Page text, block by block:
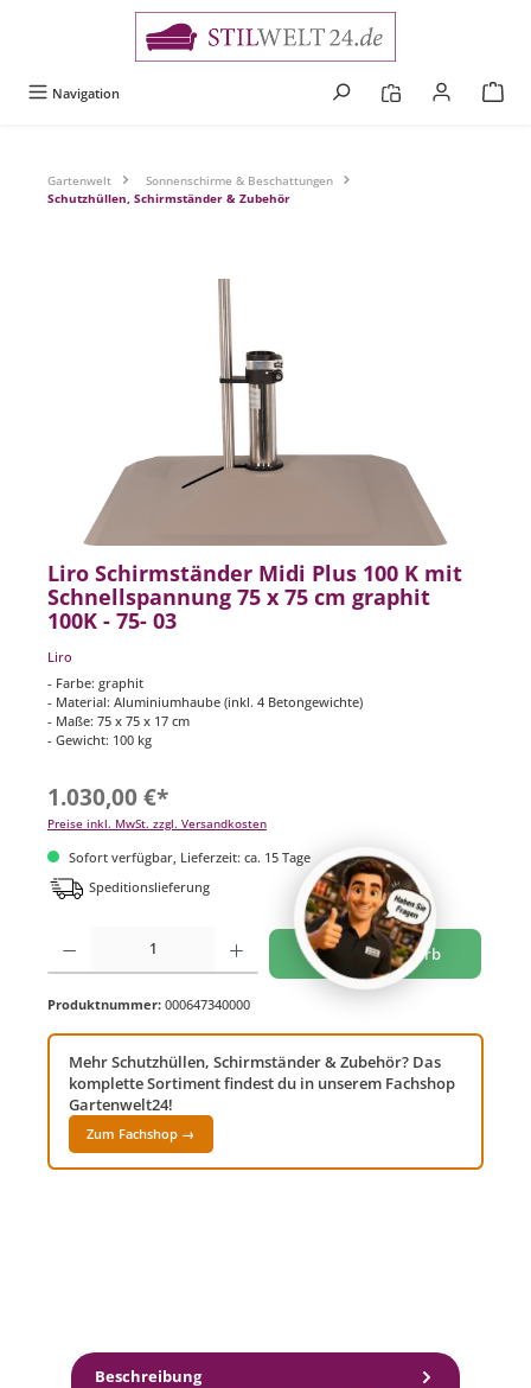
Navigation
Gartenwelt
Sonnenschirme & Beschattungen
Schutzhüllen, Schirmständer & Zubehör
Liro Schirmständer Midi Plus 100 K mit
Schnellspannung 75 x 75 cm graphit
100K - 75- 03
Liro
- Farbe: graphit
- Material: Aluminiumhaube (inkl. 4 Betongewichte)
- Maße: 75 x 75 x 17 cm
- Gewicht: 100 kg
1.030,00 €*
Preise inkl. MwSt. zzgl. Versandkosten
Sofort verfügbar, Lieferzeit: ca. 15 Tage
Speditionslieferung
Produkt Anzahl: Gib den gewünschten Wert ein oder benutze die Schaltflächen um
In den Warenkorb
Produktnummer: 000647340000
Mehr Schutzhüllen, Schirmständer & Zubehör? Das
komplette Sortiment findest du in unserem Fachshop
Gartenwelt24!
Zum Fachshop →
Beschreibung